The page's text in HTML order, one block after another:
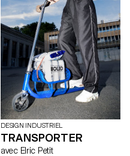
caractéristiques de la boisson
ou soulignent la façon dont la
boisson est préparée, servie et
bue. Tous les verres ont été
soufflés dans la cour de l'ECAL
avec le soutien des artisan.e.s
du fabricant de verre suisse
Niesenglass.
DESIGN INDUSTRIEL
TRANSPORTER
avec Elric Petit